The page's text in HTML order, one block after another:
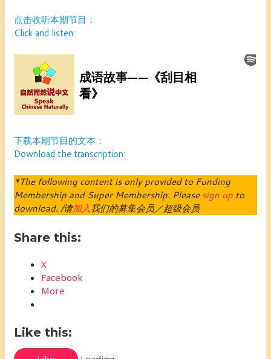
点击收听本期节目：
Click and listen:
下载本期节目的文本：
Download the transcription:
*The following content is only provided to Funding
Membership and Super Membership. Pleasesign up to
download. /请加入我们的募集会员／超级会员
Share this:
X
Facebook
More
Like this: